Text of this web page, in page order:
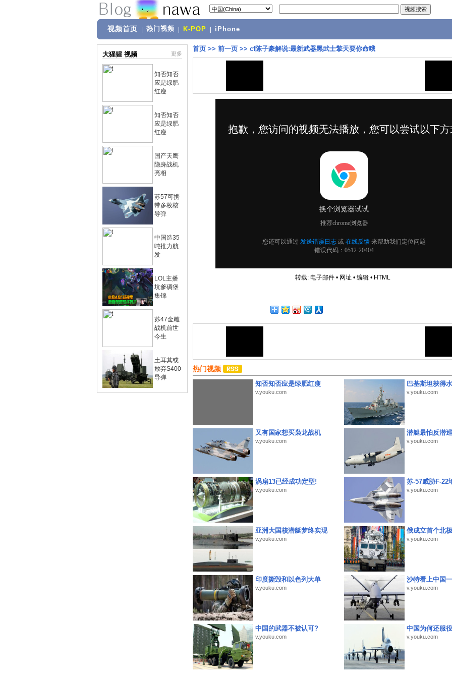
视频首页 热门视频 K-POP iPhone
大猩猩 视频 更多
知否知否
应是绿肥
红瘦
知否知否
应是绿肥
红瘦
国产天鹰
隐身战机
亮相
苏57可携
带多枚核
导弹
中国造35
吨推力航
发
LOL主播
坑爹碉堡
集锦
苏47金雕
战机前世
今生
土耳其或
放弃S400
导弹
首页 >> 前一页 >> cf陈子豪解说:最新武器黑武士擎天要你命哦
转载: 电子邮件• 网址 • 编辑• HTML
热门视频
知否知否应是绿肥红瘦
v.youku.com
巴基斯坦获得
v.youku.com
又有国家想买枭龙战机
v.youku.com
潜艇最怕反潜
v.youku.com
涡扇13已经成功定型!
v.youku.com
苏-57威胁F-22
v.youku.com
亚洲大国核潜艇梦终实现
v.youku.com
俄成立首个北
v.youku.com
印度撕毁和以色列大单
v.youku.com
沙特看上中国
v.youku.com
中国的武器不被认可?
v.youku.com
中国为何还服
v.youku.com